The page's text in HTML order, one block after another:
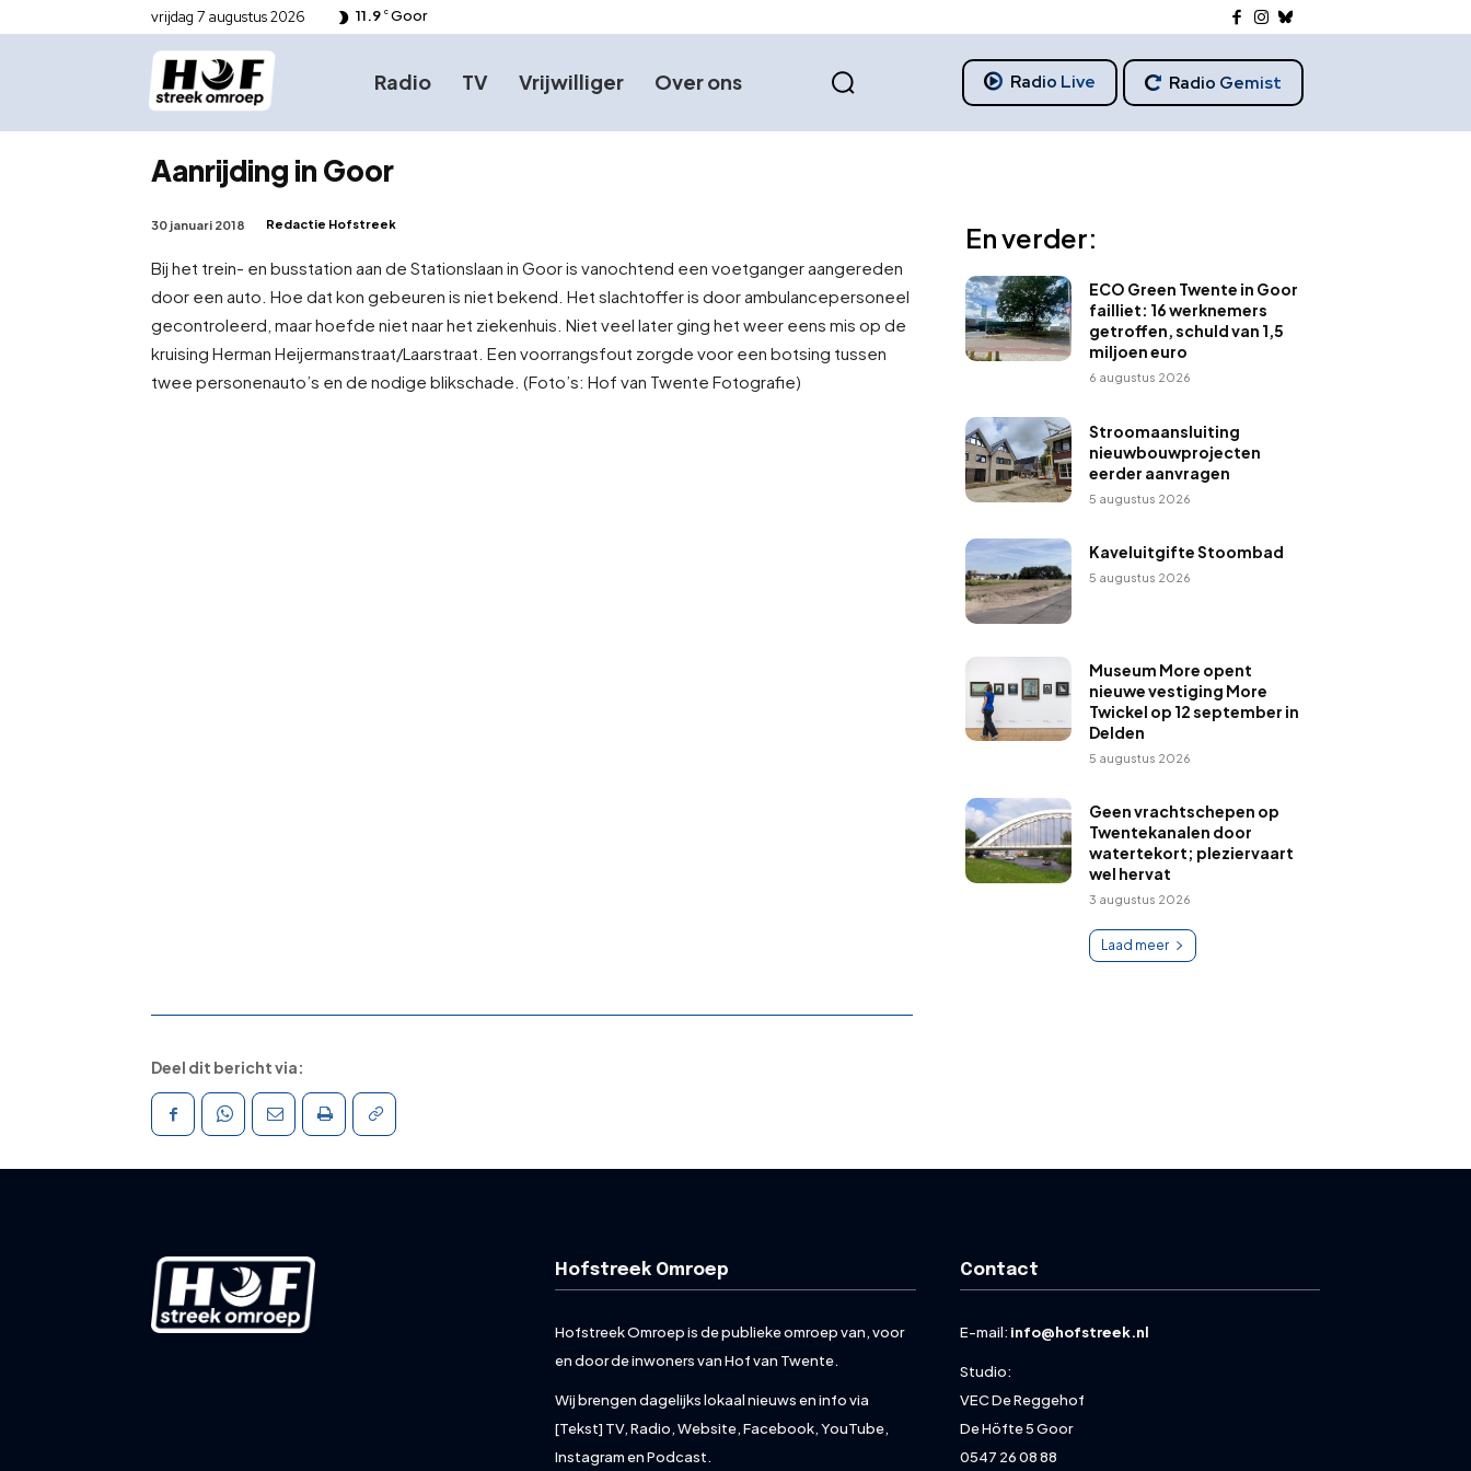
vrijdag 7 augustus 2026 11.9 C Goor
Radio TV Vrijwilliger Over ons Radio Live Radio Gemist
Aanrijding in Goor
30 januari 2018 Redactie Hofstreek
Bij het trein- en busstation aan de Stationslaan in Goor is vanochtend een voetganger aangereden
door een auto. Hoe dat kon gebeuren is niet bekend. Het slachtoffer is door ambulancepersoneel
gecontroleerd, maar hoefde niet naar het ziekenhuis. Niet veel later ging het weer eens mis op de
kruising Herman Heijermanstraat/Laarstraat. Een voorrangsfout zorgde voor een botsing tussen
twee personenauto’s en de nodige blikschade. (Foto’s: Hof van Twente Fotografie)
En verder:
ECO Green Twente in Goor
failliet: 16 werknemers
getroffen, schuld van 1,5
miljoen euro
6 augustus 2026
Stroomaansluiting
nieuwbouwprojecten
eerder aanvragen
5 augustus 2026
Kaveluitgifte Stoombad
5 augustus 2026
Museum More opent
nieuwe vestiging More
Twickel op 12 september in
Delden
5 augustus 2026
Geen vrachtschepen op
Twentekanalen door
watertekort; pleziervaart
wel hervat
3 augustus 2026
Laad meer
Deel dit bericht via:
Hofstreek Omroep
Hofstreek Omroep is de publieke omroep van, voor
en door de inwoners van Hof van Twente.
Wij brengen dagelijks lokaal nieuws en info via
[Tekst] TV, Radio, Website, Facebook, YouTube,
Instagram en Podcast.
Contact
E-mail: info@hofstreek.nl
Studio:
VEC De Reggehof
De Höfte 5 Goor
0547 26 08 88